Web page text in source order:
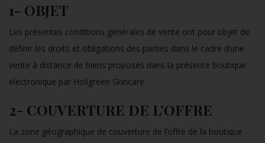
1- OBJET
Les présentes conditions générales de vente ont pour objet de
définir les droits et obligations des parties dans le cadre d’une
vente à distance de biens proposés dans la présente boutique
électronique par Holigreen Skincare.
2- COUVERTURE DE L’OFFRE
La zone géographique de couverture de l’offre de la boutique